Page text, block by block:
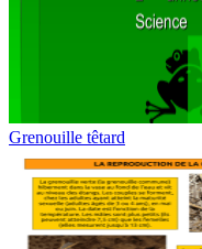
Grenouille têtard